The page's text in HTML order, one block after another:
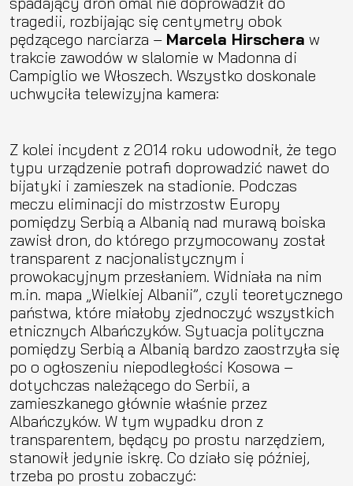
tragedii, rozbijając się centymetry obok
pędzącego narciarza – Marcela Hirschera w
trakcie zawodów w slalomie w Madonna di
Campiglio we Włoszech. Wszystko doskonale
uchwyciła telewizyjna kamera:
Z kolei incydent z 2014 roku udowodnił, że tego
typu urządzenie potrafi doprowadzić nawet do
bijatyki i zamieszek na stadionie. Podczas
meczu eliminacji do mistrzostw Europy
pomiędzy Serbią a Albanią nad murawą boiska
zawisł dron, do którego przymocowany został
transparent z nacjonalistycznym i
prowokacyjnym przesłaniem. Widniała na nim
m.in. mapa „Wielkiej Albanii”, czyli teoretycznego
państwa, które miałoby zjednoczyć wszystkich
etnicznych Albańczyków. Sytuacja polityczna
pomiędzy Serbią a Albanią bardzo zaostrzyła się
po o ogłoszeniu niepodległości Kosowa –
dotychczas należącego do Serbii, a
zamieszkanego głównie właśnie przez
Albańczyków. W tym wypadku dron z
transparentem, będący po prostu narzędziem,
stanowił jedynie iskrę. Co działo się później,
trzeba po prostu zobaczyć: